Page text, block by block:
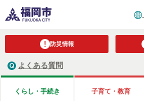
防災情報
よくある質問
くらし・手続き 子育て・教育